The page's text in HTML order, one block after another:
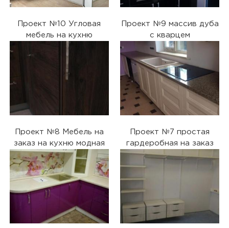
Проект №10 Угловая
мебель на кухню
Проект №9 массив дуба
с кварцем
Проект №8 Мебель на
заказ на кухню модная
Проект №7 простая
гардеробная на заказ